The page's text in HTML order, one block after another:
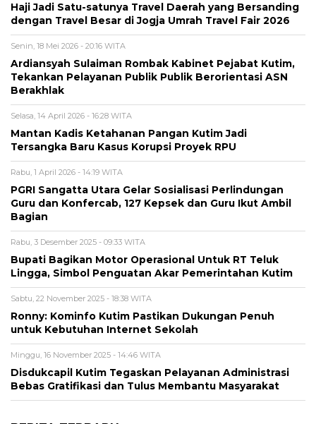
Haji Jadi Satu-satunya Travel Daerah yang Bersanding
dengan Travel Besar di Jogja Umrah Travel Fair 2026
Senin, 18 Mei 2026 - 20:16 WITA
Ardiansyah Sulaiman Rombak Kabinet Pejabat Kutim,
Tekankan Pelayanan Publik Publik Berorientasi ASN
Berakhlak
Selasa, 14 April 2026 - 16:28 WITA
Mantan Kadis Ketahanan Pangan Kutim Jadi
Tersangka Baru Kasus Korupsi Proyek RPU
Rabu, 1 April 2026 - 14:19 WITA
PGRI Sangatta Utara Gelar Sosialisasi Perlindungan
Guru dan Konfercab, 127 Kepsek dan Guru Ikut Ambil
Bagian
Rabu, 3 Desember 2025 - 09:33 WITA
Bupati Bagikan Motor Operasional Untuk RT Teluk
Lingga, Simbol Penguatan Akar Pemerintahan Kutim
Sabtu, 22 November 2025 - 18:38 WITA
Ronny: Kominfo Kutim Pastikan Dukungan Penuh
untuk Kebutuhan Internet Sekolah
Minggu, 16 November 2025 - 14:46 WITA
Disdukcapil Kutim Tegaskan Pelayanan Administrasi
Bebas Gratifikasi dan Tulus Membantu Masyarakat